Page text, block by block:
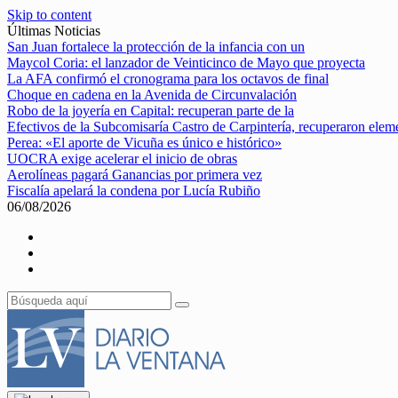
Skip to content
Últimas Noticias
San Juan fortalece la protección de la infancia con un
Maycol Coria: el lanzador de Veinticinco de Mayo que proyecta
La AFA confirmó el cronograma para los octavos de final
Choque en cadena en la Avenida de Circunvalación
Robo de la joyería en Capital: recuperan parte de la
Efectivos de la Subcomisaría Castro de Carpintería, recuperaron
Perea: «El aporte de Vicuña es único e histórico»
UOCRA exige acelerar el inicio de obras
Aerolíneas pagará Ganancias por primera vez
Fiscalía apelará la condena por Lucía Rubiño
06/08/2026